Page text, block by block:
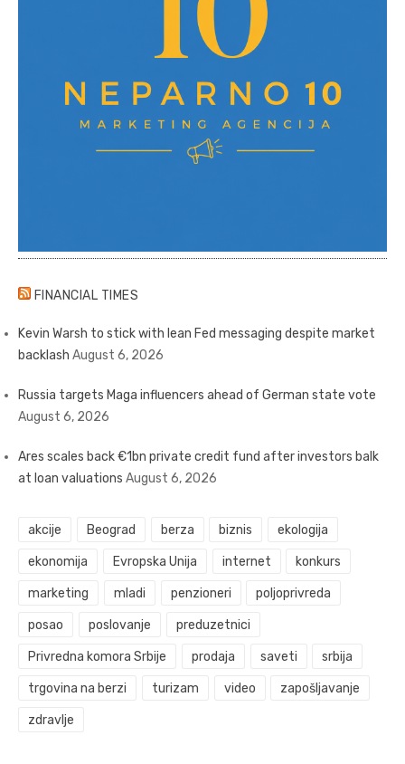
FINANCIAL TIMES
Kevin Warsh to stick with lean Fed messaging despite market
backlash August 6, 2026
Russia targets Maga influencers ahead of German state vote
August 6, 2026
Ares scales back €1bn private credit fund after investors balk
at loan valuations August 6, 2026
akcije Beograd berza biznis ekologija
ekonomija Evropska Unija internet konkurs
marketing mladi penzioneri poljoprivreda
posao poslovanje preduzetnici
Privredna komora Srbije prodaja saveti srbija
trgovina na berzi turizam video zapošljavanje
zdravlje